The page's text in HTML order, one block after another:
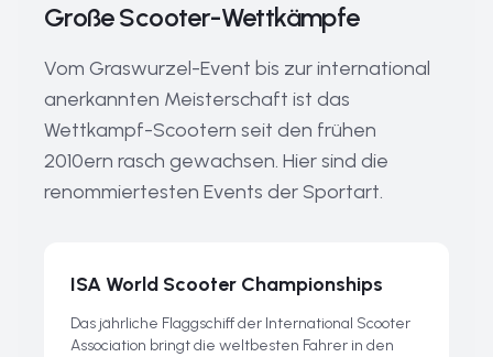
Große Scooter-Wettkämpfe
Vom Graswurzel-Event bis zur international
anerkannten Meisterschaft ist das
Wettkampf-Scootern seit den frühen
2010ern rasch gewachsen. Hier sind die
renommiertesten Events der Sportart.
ISA World Scooter Championships
Das jährliche Flaggschiff der International Scooter
Association bringt die weltbesten Fahrer in den